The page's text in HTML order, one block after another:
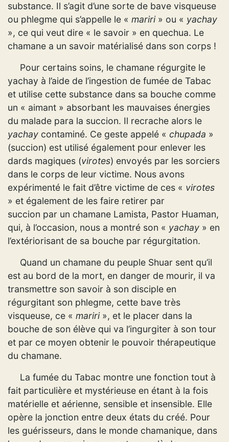
substance. Il s’agit d’une sorte de bave visqueuse
ou phlegme qui s’appelle le « mariri» ou « yachay
», ce qui veut dire « le savoir » en quechua. Le
chamane a un savoir matérialisé dans son corps !
Pour certains soins, le chamane régurgite le
yachay à l’aide de l’ingestion de fumée de Tabac
et utilise cette substance dans sa bouche comme
un « aimant » absorbant les mauvaises énergies
du malade para la succion. Il recrache alors le
yachay contaminé. Ce geste appelé « chupada »
(succion) est utilisé également pour enlever les
dards magiques (virotes) envoyés par les sorciers
dans le corps de leur victime. Nous avons
expérimenté le fait d’être victime de ces « virotes
» et également de les faire retirer par
succion par un chamane Lamista, Pastor Huaman,
qui, à l’occasion, nous a montré son « yachay » en
l’extériorisant de sa bouche par régurgitation.
Quand un chamane du peuple Shuar sent qu’il
est au bord de la mort, en danger de mourir, il va
transmettre son savoir à son disciple en
régurgitant son phlegme, cette bave très
visqueuse, ce « mariri», et le placer dans la
bouche de son élève qui va l’ingurgiter à son tour
et par ce moyen obtenir le pouvoir thérapeutique
du chamane.
La fumée du Tabac montre une fonction tout à
fait particulière et mystérieuse en étant à la fois
matérielle et aérienne, sensible et insensible. Elle
opère la jonction entre deux états du créé. Pour
les guérisseurs, dans le monde chamanique, dans